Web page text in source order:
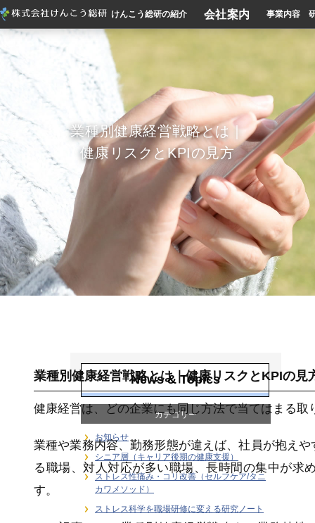
けんこう総研の紹介 会社案内 事業内容
業種別健康経営戦略とは｜
健康リスクとKPIの見方
業種別健康経営戦略とは｜健康リスクとKPIの見
健康経営は、どの企業にも同じ方法で当てはまる取
業種や業務内容、勤務形態が違えば、社員が抱え
る職場、対人対応が多い職場、長時間の集中が求
す。
News & Topics
カテゴリー
お知らせ
シニア層（キャリア後期の健康支援）
ストレス性痛み・コリ改善（セルフケア/タニ
カワメソッド）
ストレス科学を職場研修に変える研究ノート